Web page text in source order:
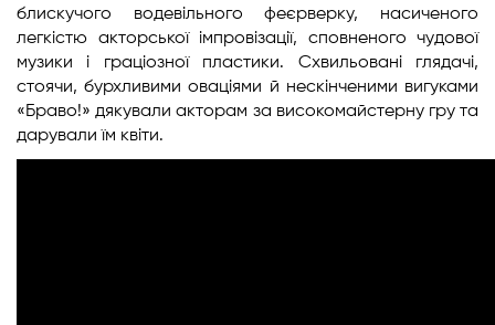
блискучого водевільного феєрверку, насиченого
легкістю акторської імпровізації, сповненого чудової
музики і граціозної пластики. Схвильовані глядачі,
стоячи, бурхливими оваціями й нескінченими вигуками
«Браво!» дякували акторам за високомайстерну гру та
дарували їм квіти.